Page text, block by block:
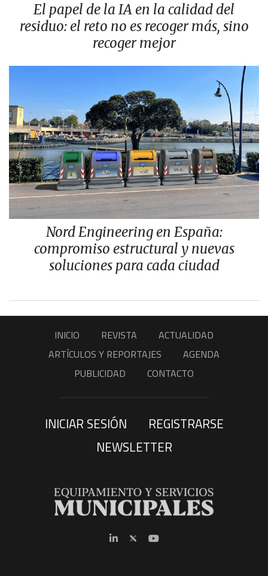
El papel de la IA en la calidad del
residuo: el reto no es recoger más, sino
recoger mejor
Nord Engineering en España:
compromiso estructural y nuevas
soluciones para cada ciudad
INICIO REVISTA
ACTUALIDAD
ARTÍCULOS Y REPORTAJES
AGENDA
PUBLICIDAD
CONTACTO
INICIAR SESIÓN
REGISTRARSE
NEWSLETTER